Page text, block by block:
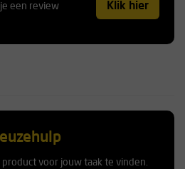
een review
Klik hier
voor jouw taak te vinden.